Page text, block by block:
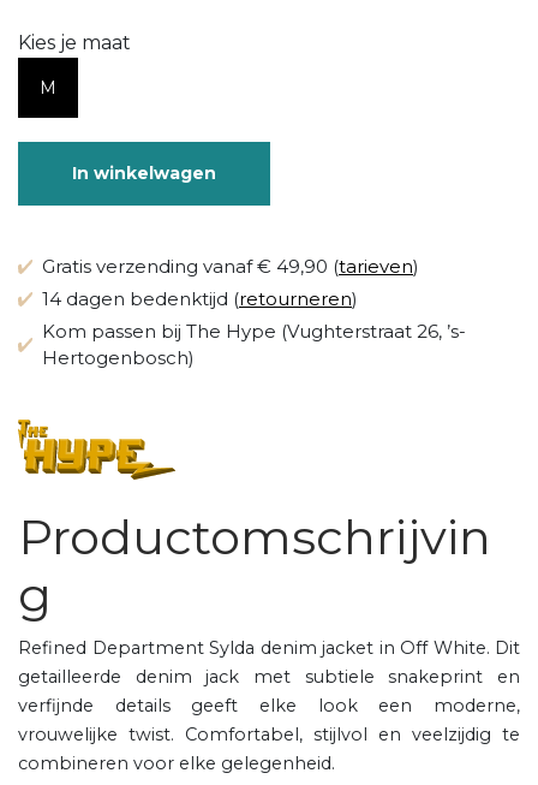
Kies je maat
M
In winkelwagen
Gratis verzending vanaf € 49,90 (tarieven)
14 dagen bedenktijd (retourneren)
Kom passen bij The Hype (Vughterstraat 26, ’s-
Hertogenbosch)
Productomschrijvin
g
Refined Department Sylda denim jacket in Off White. Dit
getailleerde denim jack met subtiele snakeprint en
verfijnde details geeft elke look een moderne,
vrouwelijke twist. Comfortabel, stijlvol en veelzijdig te
combineren voor elke gelegenheid.